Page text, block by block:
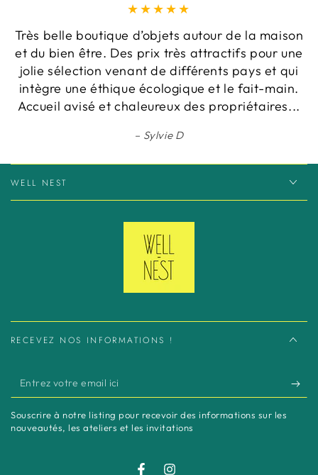
Très belle boutique d’objets autour de la maison
et du bien être. Des prix très attractifs pour une
jolie sélection venant de différents pays et qui
intègre une éthique écologique et le fait-main.
Accueil avisé et chaleureux des propriétaires...
Sylvie D
WELL NEST
RECEVEZ NOS INFORMATIONS !
Entrez
votre
email
Souscrire à notre listing pour recevoir des informations sur les
nouveautés, les ateliers et les invitations